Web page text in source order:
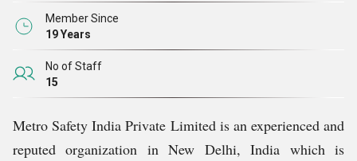
PPE जिनकी अत्यधिक मांग है, वे हैं:
बॉडी हार्नेस | सेफ्टी शूज़ | गमबूट्स | फॉल अरेस्टर्स हमारे उत्पादों का कुछ संक्षिप्त विवरण:
सुरक्षा हेलमेट:
विश्वसनीय और सुरक्षित माने जाते हैं। हेवी इंडस्ट्रीज और इंफ्रास्ट्रक्चर के
Member Since
19 Years
No of Staff
15
Metro Safety India Private Limited is an experienced and
reputed organization in New Delhi, India which is